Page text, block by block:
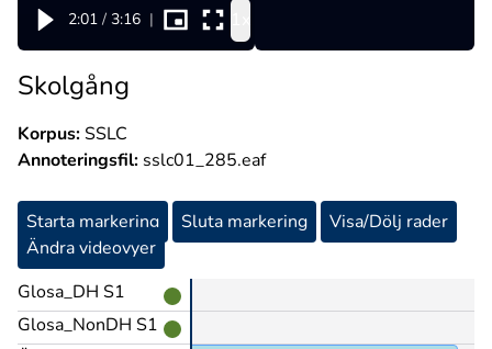
2:01 / 3:16 |
Skolgång
Korpus:SSLC
Annoteringsfil: sslc01_285.eaf
Starta markering Sluta markering
Visa/Dölj rader
Ändra videovyer
Glosa_DH S1
Glosa_NonDH S1